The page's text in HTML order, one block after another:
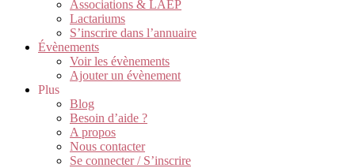
Associations & LAEP
Lactariums
S’inscrire dans l’annuaire
Évènements
Voir les évènements
Ajouter un évènement
Plus
Blog
Besoin d’aide ?
A propos
Nous contacter
Se connecter / S’inscrire